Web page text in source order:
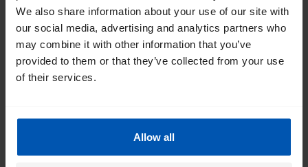
We also share information about your use of our site with
our social media, advertising and analytics partners who
may combine it with other information that you’ve
provided to them or that they’ve collected from your use
of their services.
Allow all
Règles concernant les speed pedelecs
Pour les vélos électriques pouvant atteindre une vitesse de 45
km/h - également connus sous le nom de speed pedelecs - il
y a quelques règles spécifiques aux speed pedelecs que vous
devez connaître.
Le conducteur doit être âgé de plus de 14 ans.